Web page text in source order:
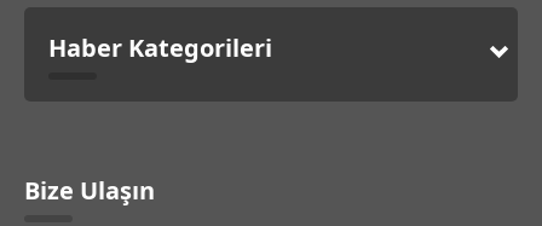
Haber Kategorileri
Bize Ulaşın